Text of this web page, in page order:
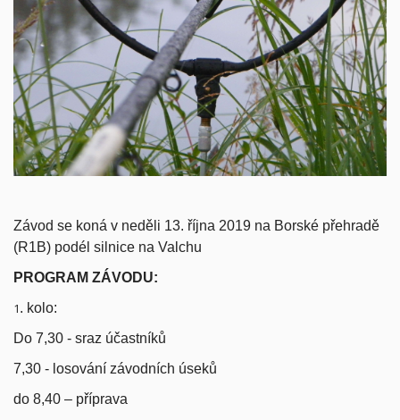
Závod se koná v neděli 13. října 2019 na Borské přehradě
(R1B) podél silnice na Valchu
PROGRAM ZÁVODU:
1. kolo:
Do 7,30 - sraz účastníků
7,30 - losování závodních úseků
do 8,40 – příprava